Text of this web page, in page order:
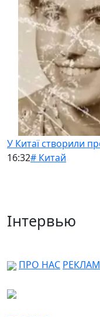
У Китаї створили
16:32# Китай
Інтервью
ПРО НАС